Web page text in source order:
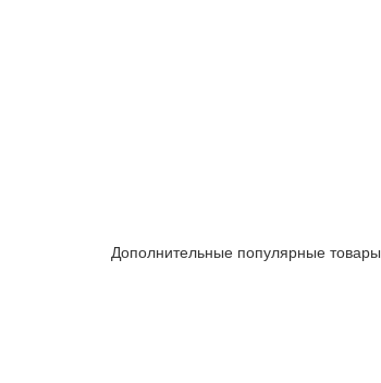
Дополнительные популярные товары